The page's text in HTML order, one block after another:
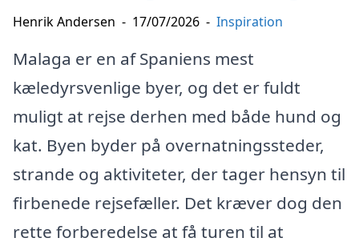
Henrik Andersen - 17/07/2026 - Inspiration
Malaga er en af Spaniens mest
kæledyrsvenlige byer, og det er fuldt
muligt at rejse derhen med både hund og
kat. Byen byder på overnatningssteder,
strande og aktiviteter, der tager hensyn til
firbenede rejsefæller. Det kræver dog den
rette forberedelse at få turen til at